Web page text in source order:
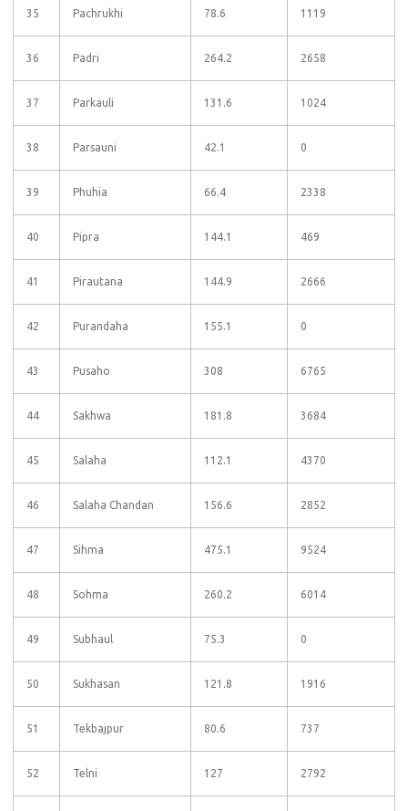
35 Pachrukhi 78.6 1119
36 Padri 264.2 2658
37 Parkauli 131.6 1024
38 Parsauni 42.1 0
39 Phuhia 66.4 2338
40 Pipra 144.1 469
41 Pirautana 144.9 2666
42 Purandaha 155.1 0
43 Pusaho 308 6765
44 Sakhwa 181.8 3684
45 Salaha 112.1 4370
46 Salaha Chandan 156.6 2852
47 Sihma 475.1 9524
48 Sohma 260.2 6014
49 Subhaul 75.3 0
50 Sukhasan 121.8 1916
51 Tekbajpur 80.6 737
52 Telni 127 2792